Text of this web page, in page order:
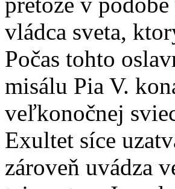
vládca sveta,
Počas tohto
misálu Pia V.
veľkonočnej
Exultet síce
zároveň uvádza